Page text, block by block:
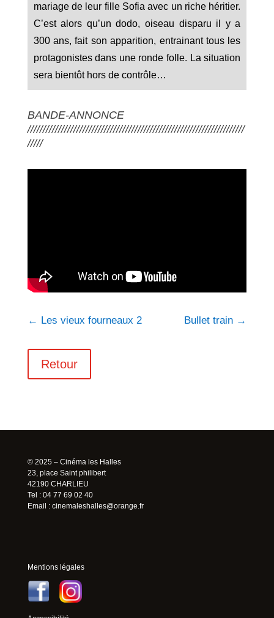
mariage de leur fille Sofia avec un riche héritier.
C’est alors qu’un dodo, oiseau disparu il y a
300 ans, fait son apparition, entrainant tous les
protagonistes dans une ronde folle. La situation
sera bientôt hors de contrôle…
BANDE-ANNONCE
///////////////////////////////////////////////////////////////////////
/////
← Les vieux fourneaux 2 Bullet train →
Retour
© 2025 – Cinéma les Halles
23, place Saint philibert
42190 CHARLIEU
Tel : 04 77 69 02 40
Email : cinemaleshalles@orange.fr
Mentions légales